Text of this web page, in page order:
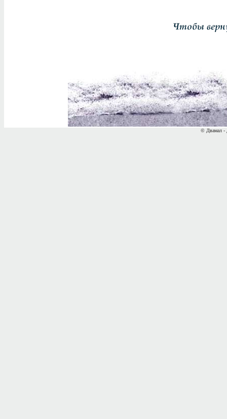
© Двамал -